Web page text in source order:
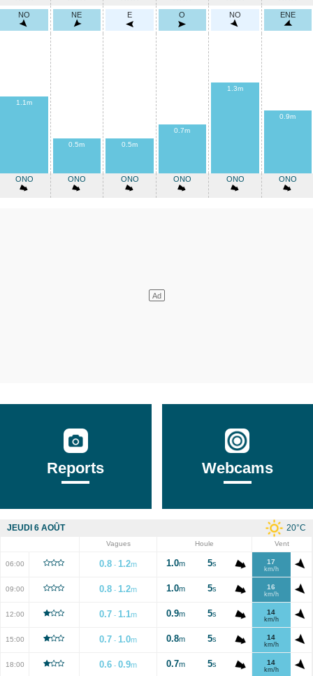
NO NE E O NO ENE
1.1m
0.5m 0.5m
0.7m
1.3m
0.9m
ONO ONO ONO ONO ONO ONO
Reports Webcams
20°C
JEUDI 6 AOÛT
Vagues Houle Vent
06:00 0.8 - 1.2m 1.0m 5s 17
km/h
09:00 0.8 - 1.2m 1.0m 5s 16
km/h
12:00 0.7 - 1.1m 0.9m 5s 14
km/h
15:00 0.7 - 1.0m 0.8m 5s 14
km/h
18:00 0.6 -0.9m 0.7m 5s 14
km/h